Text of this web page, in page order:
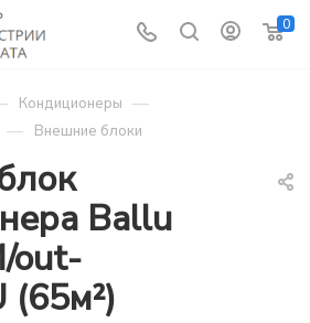
0
Кондиционеры —
— Внешние блоки
Ballu
out-
(65м²)